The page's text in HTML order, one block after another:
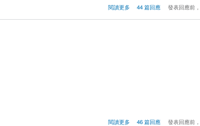
閱讀更多 44 篇回應 發表回應前
閱讀更多 46 篇回應 發表回應前